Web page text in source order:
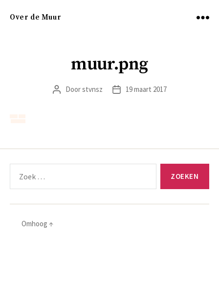
Over de Muur
muur.png
Berichtauteur
Doorstvnsz Berichtdatum
19 maart 2017
naar:
Omhoog ↑